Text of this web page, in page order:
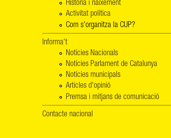
Història i naixement
Activitat política
Com s'organitza la CUP?
Informa't
Notícies Nacionals
Notícies Parlament de Catalunya
Notícies municipals
Articles d'opinió
Premsa i mitjans de comunicació
Contacte nacional